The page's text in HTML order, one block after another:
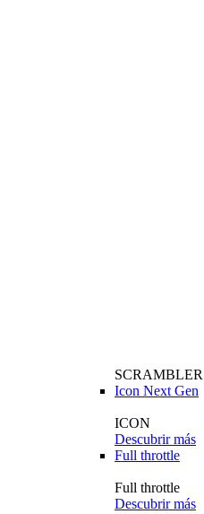
SCRAMBLER
Icon Next Gen
ICON
Descubrir más
Full throttle
Full throttle
Descubrir más